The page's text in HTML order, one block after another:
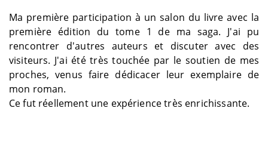
Ma première participation à un salon du livre avec la
première édition du tome 1 de ma saga. J'ai pu
rencontrer d'autres auteurs et discuter avec des
visiteurs. J'ai été très touchée par le soutien de mes
proches, venus faire dédicacer leur exemplaire de
mon roman.
Ce fut réellement une expérience très enrichissante.